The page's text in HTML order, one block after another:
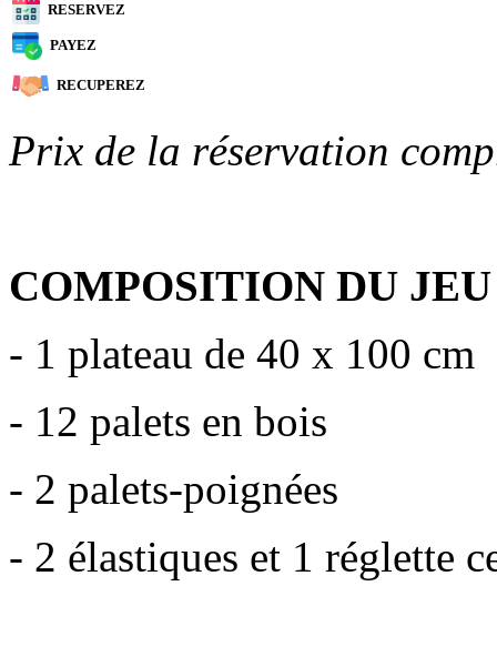
RESERVEZ
PAYEZ
RECUPEREZ
Prix de la réservation
COMPOSITION DU JEU
- 1 plateau de 40 x 100 cm
- 12 palets en bois
- 2 palets-poignées
- 2 élastiques et 1 réglette